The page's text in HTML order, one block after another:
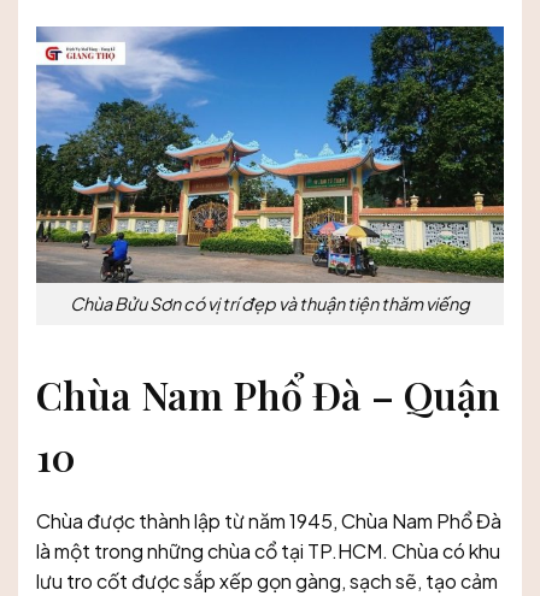
Chùa Bửu Sơn có vị trí đẹp và thuận tiện thăm viếng
Chùa Nam Phổ Đà – Quận
10
Chùa được thành lập từ năm 1945, Chùa Nam Phổ Đà
là một trong những chùa cổ tại TP.HCM. Chùa có khu
lưu tro cốt được sắp xếp gọn gàng, sạch sẽ, tạo cảm